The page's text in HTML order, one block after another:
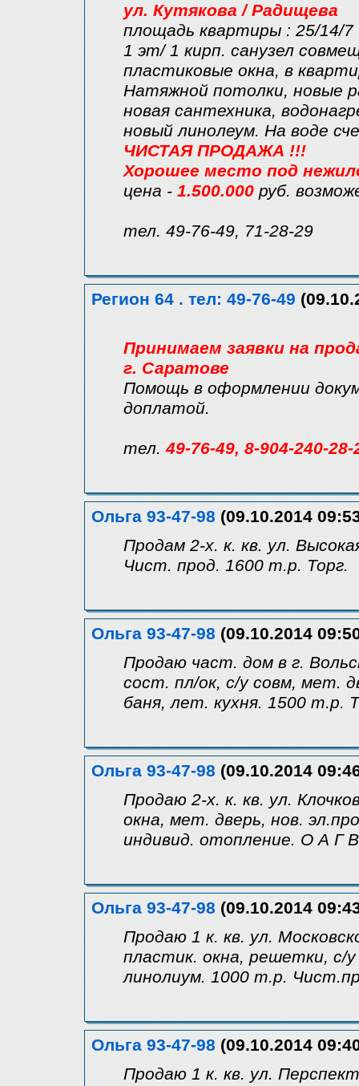
ул. Кутякова / Радищева
площадь квартиры : 25/14/7
1 эт/ 1 кирп. санузел
пластиковые окна, в
Натяжной потолки, новые
новая сантехника,
новый линолеум. На воде
ЧИСТАЯ ПРОДАЖА !!!
Хорошее место под
цена - 1.500.000 руб.
тел. 49-76-49, 71-28-29
Регион 64 . тел: 49-76-49
Принимаем заявки на
г. Саратове
Помощь в оформлении
доплатой.
тел.49-76-49, 8-904-240-28-
Ольга 93-47-98 (09.10.2014
Продам 2-х. к. кв. ул.
Чист. прод. 1600 т.р. Торг.
Ольга 93-47-98 (09.10.2014
Продаю част. дом в г.
сост. пл/ок, с/у совм, мет.
баня, лет. кухня. 1500 т.р.
Ольга 93-47-98 (09.10.2014
Продаю 2-х. к. кв. ул.
окна, мет. дверь, нов.
индивид. отопление. О А Г
Ольга 93-47-98 (09.10.2014
Продаю 1 к. кв. ул.
пластик. окна, решетки, с/
линолиум. 1000 т.р.
Ольга 93-47-98 (09.10.2014
Продаю 1 к. кв. ул.